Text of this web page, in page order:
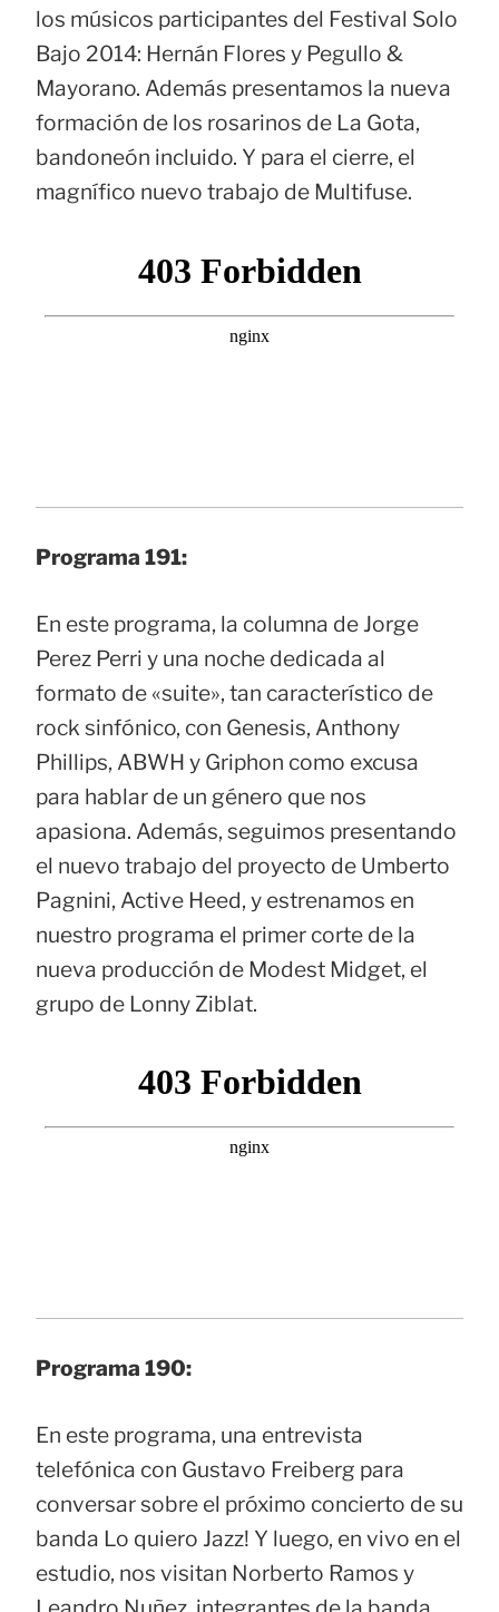
los músicos participantes del Festival Solo
Bajo 2014: Hernán Flores y Pegullo &
Mayorano. Además presentamos la nueva
formación de los rosarinos de La Gota,
bandoneón incluido. Y para el cierre, el
magnífico nuevo trabajo de Multifuse.
Programa 191:
En este programa, la columna de Jorge
Perez Perri y una noche dedicada al
formato de «suite», tan característico de
rock sinfónico, con Genesis, Anthony
Phillips, ABWH y Griphon como excusa
para hablar de un género que nos
apasiona. Además, seguimos presentando
el nuevo trabajo del proyecto de Umberto
Pagnini, Active Heed, y estrenamos en
nuestro programa el primer corte de la
nueva producción de Modest Midget, el
grupo de Lonny Ziblat.
Programa 190:
En este programa, una entrevista
telefónica con Gustavo Freiberg para
conversar sobre el próximo concierto de su
banda Lo quiero Jazz! Y luego, en vivo en el
estudio, nos visitan Norberto Ramos y